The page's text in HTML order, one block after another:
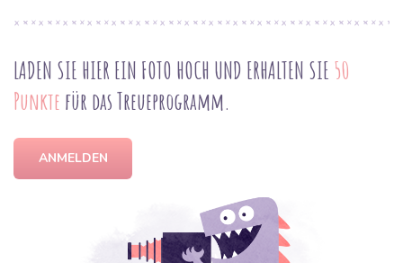
LADEN SIE HIER EIN FOTO HOCH UND ERHALTEN SIE 50
Punkte für das Treueprogramm.
ANMELDEN